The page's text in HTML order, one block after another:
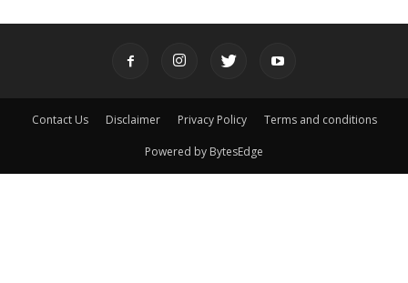
Contact Us Disclaimer Privacy Policy Terms and conditions
Powered by BytesEdge